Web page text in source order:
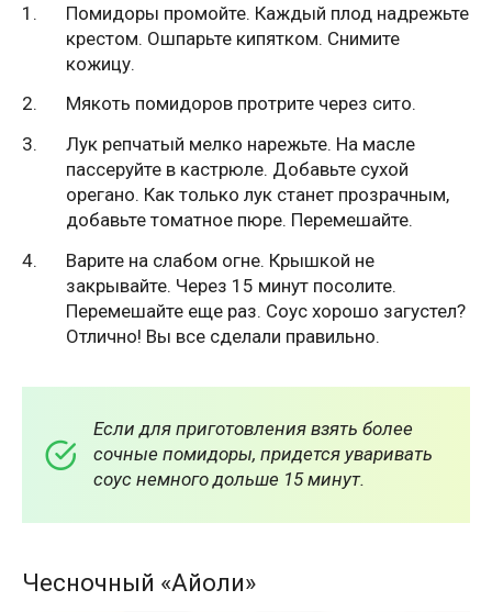
Помидоры промойте. Каждый плод надрежьте
крестом. Ошпарьте кипятком. Снимите
кожицу.
Мякоть помидоров протрите через сито.
Лук репчатый мелко нарежьте. На масле
пассеруйте в кастрюле. Добавьте сухой
орегано. Как только лук станет прозрачным,
добавьте томатное пюре. Перемешайте.
Варите на слабом огне. Крышкой не
закрывайте. Через 15 минут посолите.
Перемешайте еще раз. Соус хорошо загустел?
Отлично! Вы все сделали правильно.
Если для приготовления взять более
сочные помидоры, придется уваривать
соус немного дольше 15 минут.
Чесночный «Айоли»